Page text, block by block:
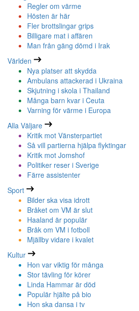
Regler om värme
Hösten är här
Fler brottslingar grips
Billigare mat i affären
Man från gäng dömd i Irak
Världen
Nya platser att skydda
Ambulans attackerad i Ukraina
Skjutning i skola i Thailand
Många barn kvar i Ceuta
Varning för värme i Europa
Alla Väljare
Kritik mot Vänsterpartiet
Så vill partierna hjälpa flyktingar
Kritik mot Jomshof
Politiker reser i Sverige
Färre assistenter
Sport
Bilder ska visa idrott
Bråket om VM är slut
Haaland är populär
Bråk om VM i fotboll
Mjällby vidare i kvalet
Kultur
Hon var viktig för många
Stor tävling för körer
Linda Hammar är död
Populär hjälte på bio
Hon ska dansa i tv